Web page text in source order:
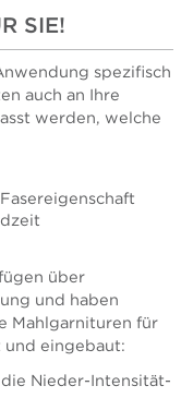
SIE!
spezifisch
auch an Ihre
werden, welche
über
und haben
Mahlgarnituren für
und eingebaut:
Nieder-Intensität-